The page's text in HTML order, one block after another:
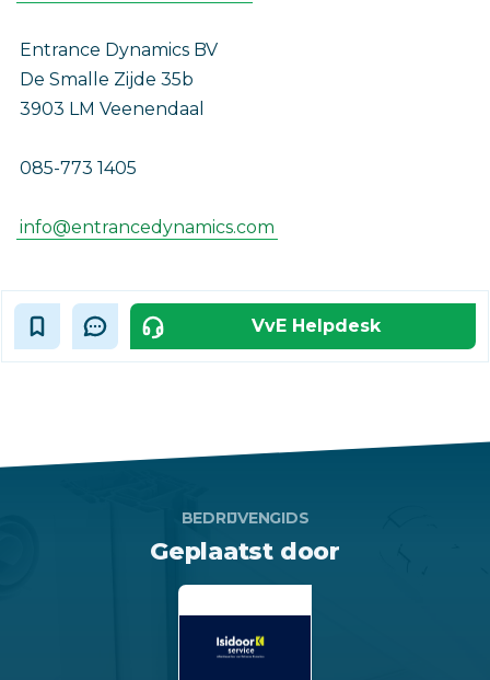
Entrance Dynamics BV
De Smalle Zijde 35b
3903 LM Veenendaal
085-773 1405
info@entrancedynamics.com
VvE Helpdesk
BEDRIJVENGIDS
Geplaatst door